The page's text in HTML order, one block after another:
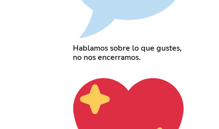
Hablamos sobre lo que gustes,
no nos encerramos.